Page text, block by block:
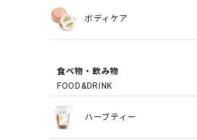
ボディケア
食べ物・飲み物
FOOD&DRINK
ハーブティー